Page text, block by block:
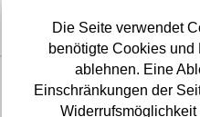
3h
INFORMATIONEN
Die Seite verwendet
benötigte Cookies
ablehnen. Eine
Einschränkungen der
Widerrufsmöglichkeit